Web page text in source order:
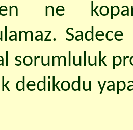
ne
Sadece
sorumluluk
dedikodu